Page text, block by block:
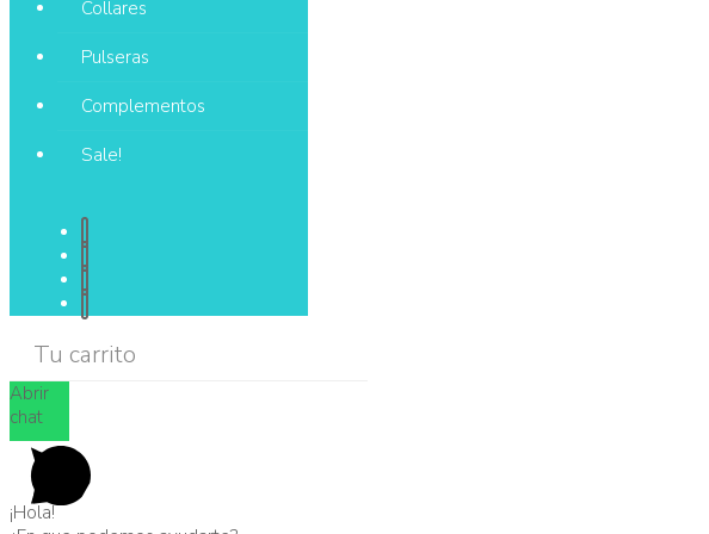
Collares
Pulseras
Complementos
Sale!
Tu carrito
Abrir
chat
¡Hola!